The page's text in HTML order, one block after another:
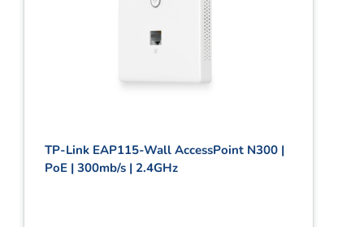
TP-Link EAP115-Wall AccessPoint N300 |
PoE | 300mb/s | 2.4GHz